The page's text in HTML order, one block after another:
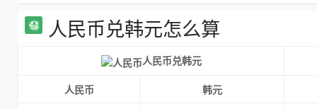
人民币兑韩元怎么算
人民币兑韩元
人民币
韩元